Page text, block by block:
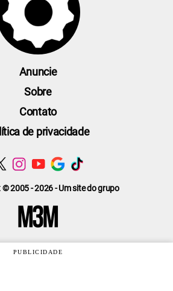
2005 - 2026 - Um site do grupo
Anuncie
Sobre
Contato
de privacidade
PUBLICIDADE